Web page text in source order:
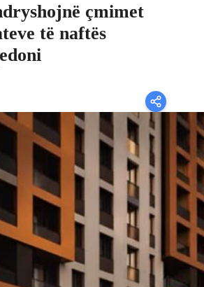
çmimet
të naftës